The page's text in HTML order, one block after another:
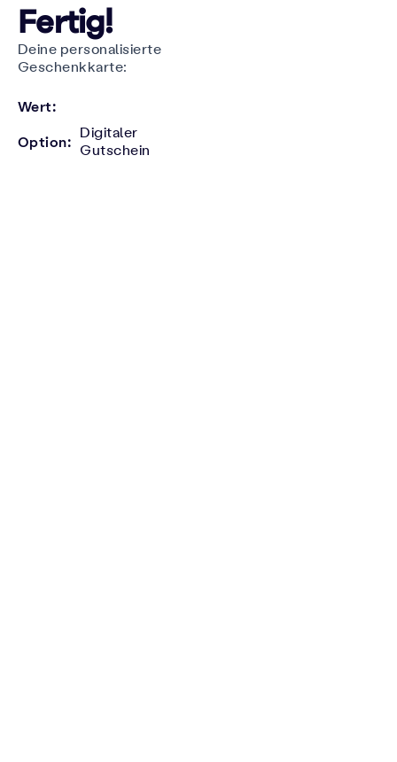
Fertig!
Deine personalisierte
Geschenkkarte:
Wert:
Option:
Digitaler
Gutschein